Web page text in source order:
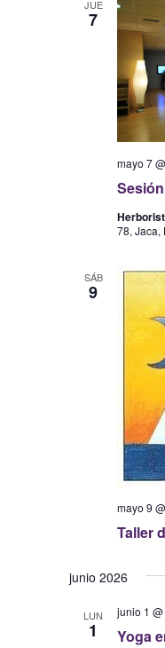
JUE
7
mayo 7
78, Jaca,
SÁB
9
Taller
mayo 9
junio 2026
LUN
1 Yoga
junio 1